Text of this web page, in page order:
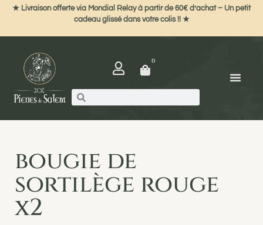
★ Livraison offerte via Mondial Relay à partir de 60€ d’achat – Un petit
cadeau glissé dans votre colis !! ★
0
bougie de
sortilège rouge
x2